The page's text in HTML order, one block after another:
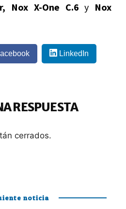
Nox X-One C.6 y Nox
LinkedIn
RESPUESTA
cerrados.
noticia